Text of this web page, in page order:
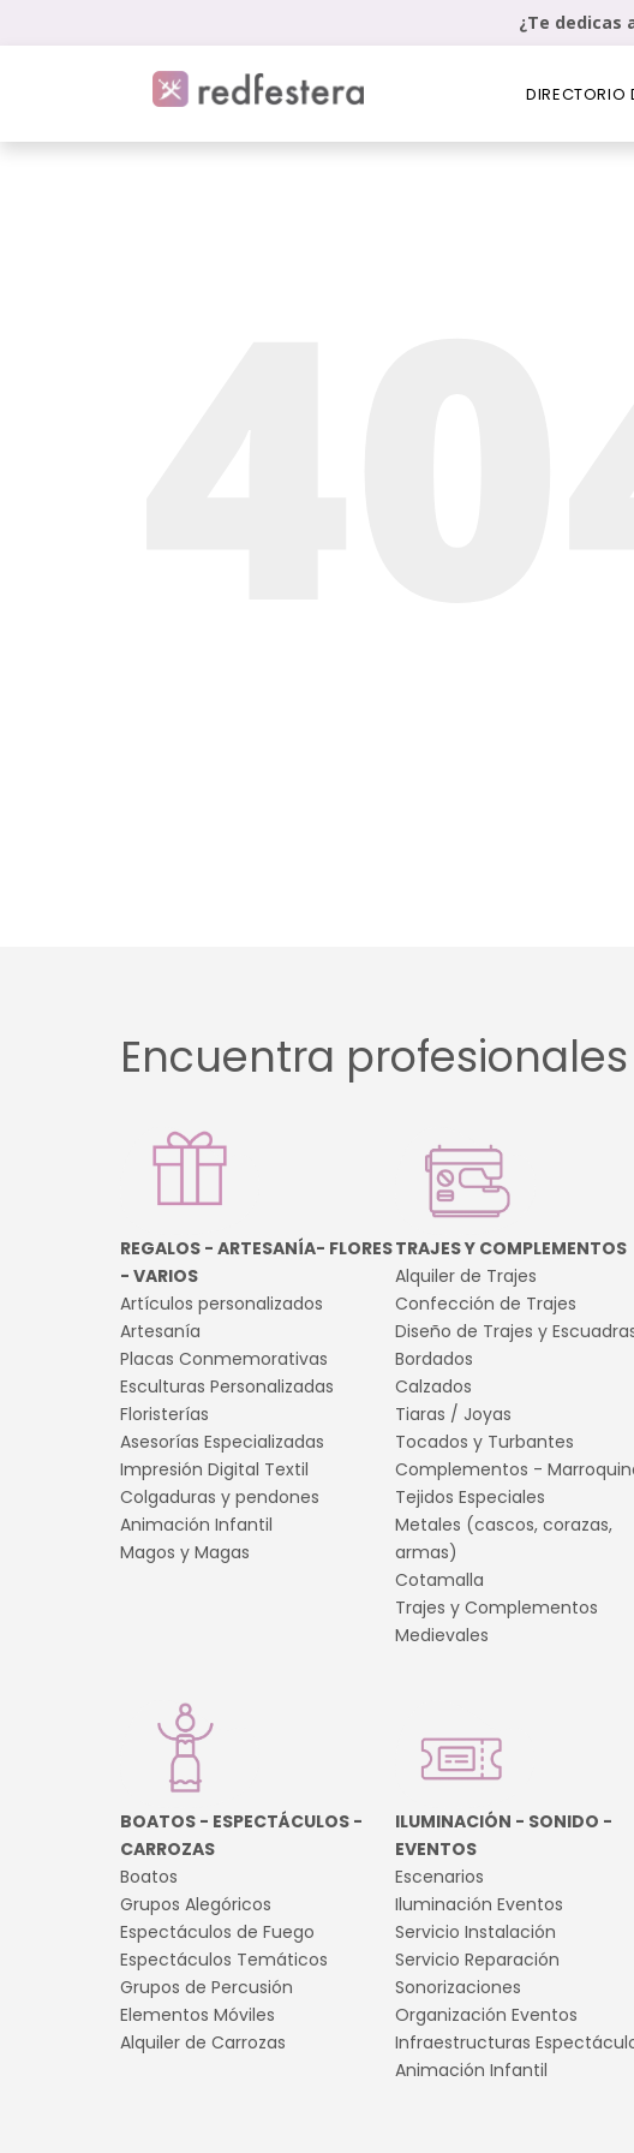
¿Te dedicas
DIRECTORIO
Encuentra profesionales
REGALOS - ARTESANÍA- FLORES
- VARIOS
Artículos personalizados
Artesanía
Placas Conmemorativas
Esculturas Personalizadas
Floristerías
Asesorías Especializadas
Impresión Digital Textil
Colgaduras y pendones
Animación Infantil
Magos y Magas
TRAJES Y COMPLEMENTOS
Alquiler de Trajes
Confección de Trajes
Diseño de Trajes y
Bordados
Calzados
Tiaras / Joyas
Tocados y Turbantes
Complementos -
Tejidos Especiales
Metales (cascos, corazas,
armas)
Cotamalla
Trajes y Complementos
Medievales
BOATOS - ESPECTÁCULOS -
CARROZAS
Boatos
Grupos Alegóricos
Espectáculos de Fuego
Espectáculos Temáticos
Grupos de Percusión
Elementos Móviles
Alquiler de Carrozas
ILUMINACIÓN - SONIDO -
EVENTOS
Escenarios
Iluminación Eventos
Servicio Instalación
Servicio Reparación
Sonorizaciones
Organización Eventos
Infraestructuras
Animación Infantil